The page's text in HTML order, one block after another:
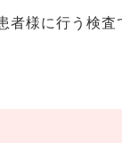
者様に行う検